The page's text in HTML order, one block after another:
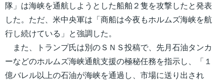
隊」は海峡を通航しようとした船舶２隻を攻撃したと発表
した。ただ、米中央軍は「商船は今夜もホルムズ海峡を航
行し続けている」と強調した。
また、トランプ氏は別のＳＮＳ投稿で、先月石油タンカ
ーなどのホルムズ海峡通航支援の極秘任務を指示し、「１
億バレル以上の石油が海峡を通過し、市場に送り出され